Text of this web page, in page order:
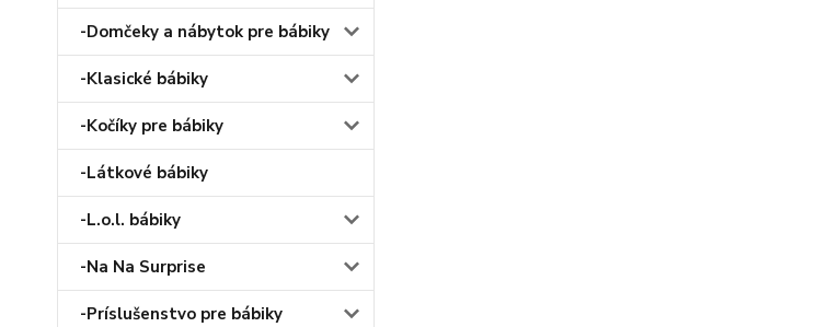
-Domčeky a nábytok pre bábiky
-Klasické bábiky
-Kočíky pre bábiky
-Látkové bábiky
-L.o.l. bábiky
-Na Na Surprise
-Príslušenstvo pre bábiky